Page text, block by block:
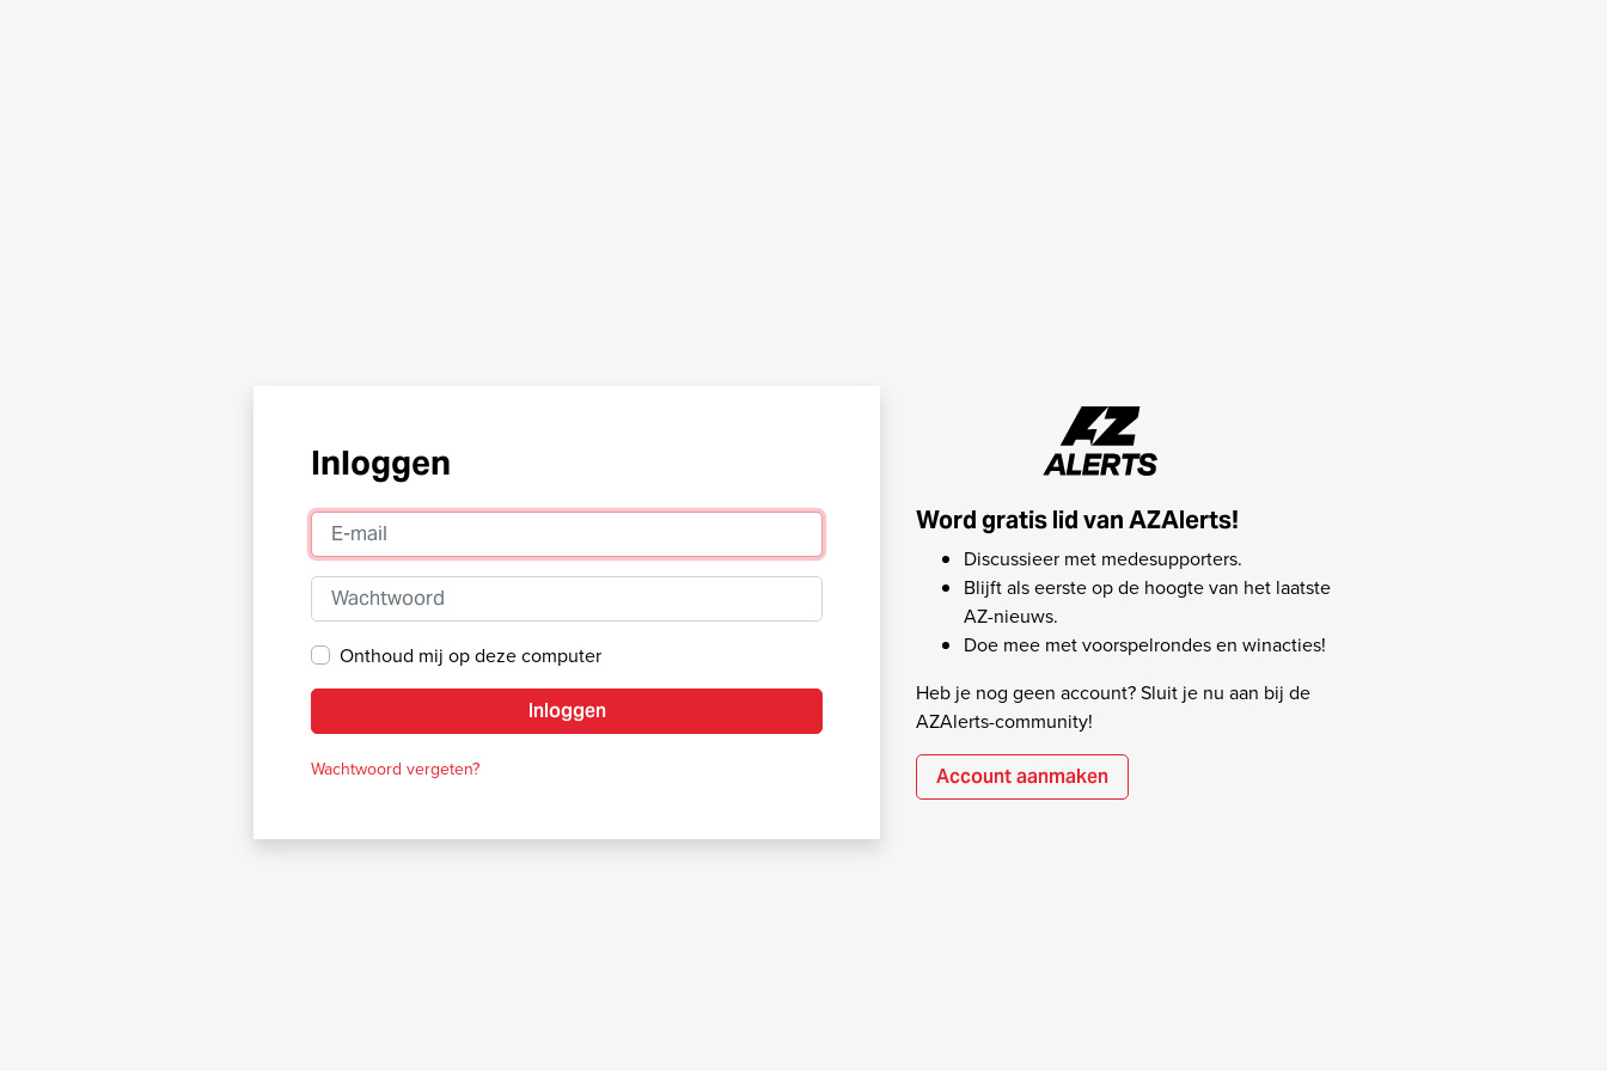
Inloggen
E-mail
Wachtwoord
Onthoud mij op deze computer
Inloggen
Wachtwoord vergeten?
Word gratis lid van AZAlerts!
Discussieer met medesupporters.
Blijft als eerste op de hoogte van het laatste
AZ-nieuws.
Doe mee met voorspelrondes en winacties!
Heb je nog geen account? Sluit je nu aan bij de
AZAlerts-community!
Account aanmaken